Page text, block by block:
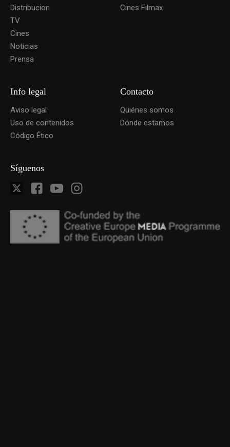
Distribucion
TV
Cines
Noticias
Prensa
Cines Filmax
Info legal
Aviso legal
Uso de contenidos
Código Ético
Contacto
Quiénes somos
Dónde estamos
Síguenos